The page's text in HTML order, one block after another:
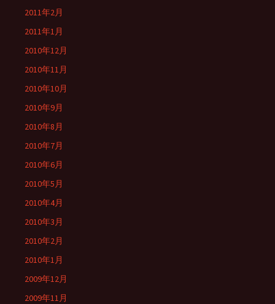
2011年2月
2011年1月
2010年12月
2010年11月
2010年10月
2010年9月
2010年8月
2010年7月
2010年6月
2010年5月
2010年4月
2010年3月
2010年2月
2010年1月
2009年12月
2009年11月